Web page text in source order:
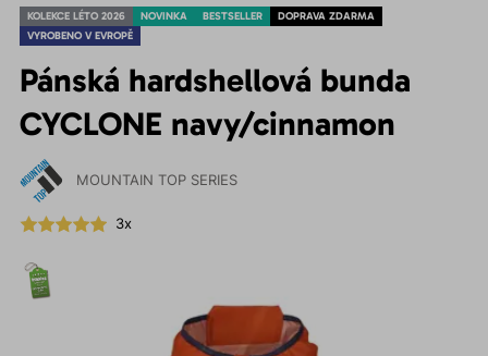
KOLEKCE LÉTO 2026 NOVINKA BESTSELLER
DOPRAVA ZDARMA
VYROBENO V EVROPĚ
Pánská hardshellová bunda
CYCLONE navy/cinnamon
MOUNTAIN TOP SERIES
3x